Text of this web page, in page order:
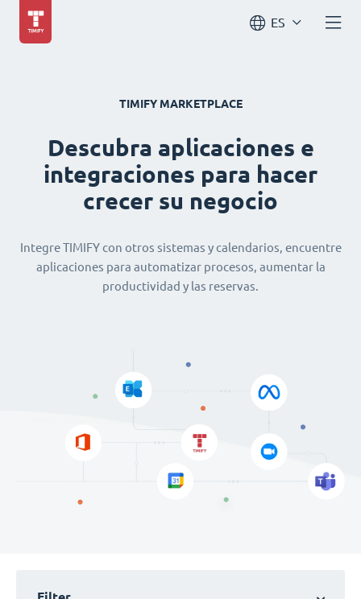
ES
TIMIFY MARKETPLACE
Descubra aplicaciones e
integraciones para hacer
crecer su negocio
Integre TIMIFY con otros sistemas y calendarios, encuentre
aplicaciones para automatizar procesos, aumentar la
productividad y las reservas.